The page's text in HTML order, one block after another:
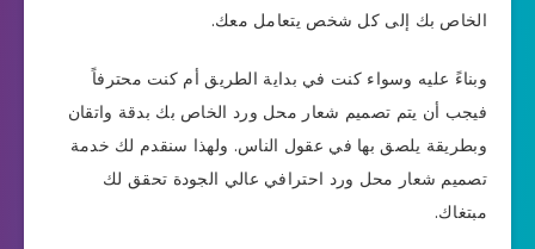
الخاص بك إلى كل شخص يتعامل معك.
وبناءً عليه وسواء كنت في بداية الطريق أم كنت محترفاً
فيجب أن يتم تصميم شعار محل ورد الخاص بك بدقة واتقان
وبطريقة يلصق بها في عقول الناس. ولهذا سنقدم لك خدمة
تصميم شعار محل ورد احترافي عالي الجودة تحقق لك
مبتغاك.